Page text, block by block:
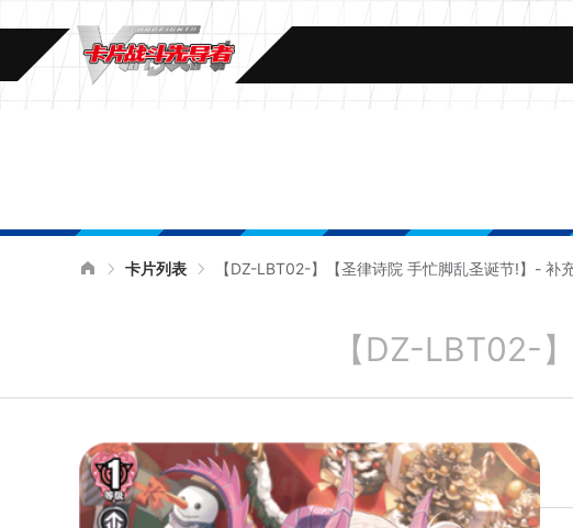
卡片列表 【DZ-LBT02-】【圣律诗院 手忙脚乱圣诞节!】- 补
【DZ-LBT02-